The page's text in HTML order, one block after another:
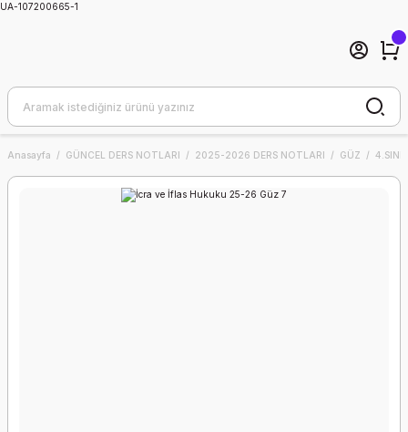
UA-107200665-1
Anasayfa GÜNCEL DERS NOTLARI 2025-2026 DERS NOTLARI GÜZ 4.SINIF